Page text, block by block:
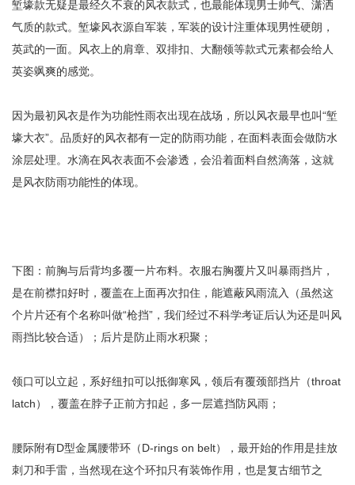
堑壕款无疑是最经久不衰的风衣款式，也最能体现男士帅气、潇洒
气质的款式。堑壕风衣源自军装，军装的设计注重体现男性硬朗，
英武的一面。风衣上的肩章、双排扣、大翻领等款式元素都会给人
英姿飒爽的感觉。
因为最初风衣是作为功能性雨衣出现在战场，所以风衣最早也叫“堑
壕大衣”。品质好的风衣都有一定的防雨功能，在面料表面会做防水
涂层处理。水滴在风衣表面不会渗透，会沿着面料自然滴落，这就
是风衣防雨功能性的体现。
下图：前胸与后背均多覆一片布料。衣服右胸覆片又叫暴雨挡片，
是在前襟扣好时，覆盖在上面再次扣住，能遮蔽风雨流入（虽然这
个片片还有个名称叫做“枪挡”，我们经过不科学考证后认为还是叫风
雨挡比较合适）；后片是防止雨水积聚；
领口可以立起，系好纽扣可以抵御寒风，领后有覆颈部挡片（throat
latch），覆盖在脖子正前方扣起，多一层遮挡防风雨；
腰际附有D型金属腰带环（D-rings on belt），最开始的作用是挂放
刺刀和手雷，当然现在这个环扣只有装饰作用，也是复古细节之